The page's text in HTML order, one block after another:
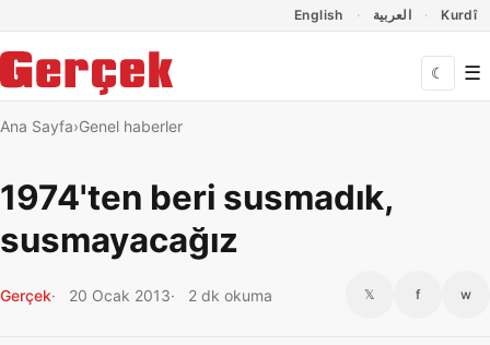
English العربية Kurdî
☾ ☰
Ana Sayfa Genel haberler
1974'ten beri susmadık,
susmayacağız
Gerçek 20 Ocak 2013 2 dk okuma 𝕏 f w